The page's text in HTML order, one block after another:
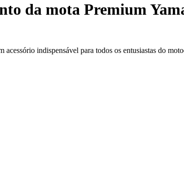
da mota Premium
indispensável para todos os entusiastas do